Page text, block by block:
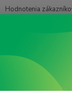
Hodnotenia
Tonery a